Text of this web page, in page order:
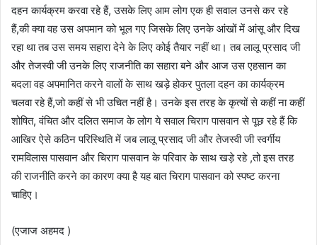
दहन कार्यक्रम करवा रहे हैं, उसके लिए आम लोग एक ही सवाल उनसे कर रहे
हैं,की क्या वह उस अपमान को भूल गए जिसके लिए उनके आंखों में आंसू और दिख
रहा था तब उस समय सहारा देने के लिए कोई तैयार नहीं था। तब लालू प्रसाद जी
और तेजस्वी जी उनके लिए राजनीति का सहारा बने और आज उस एहसान का
बदला वह अपमानित करने वालों के साथ खड़े होकर पुतला दहन का कार्यक्रम
चलवा रहे हैं,जो कहीं से भी उचित नहीं है। उनके इस तरह के कृत्यों से कहीं ना कहीं
शोषित, वंचित और दलित समाज के लोग ये सवाल चिराग पासवान से पूछ रहे हैं कि
आखिर ऐसे कठिन‍ परिस्थिति में जब लालू प्रसाद जी और तेजस्वी जी स्वर्गीय
रामविलास पासवान और चिराग पासवान के परिवार के साथ खड़े रहे ,तो इस तरह
की राजनीति करने का कारण क्या है यह बात चिराग पासवान को स्पष्ट करना
चाहिए।
(एजाज अहमद )